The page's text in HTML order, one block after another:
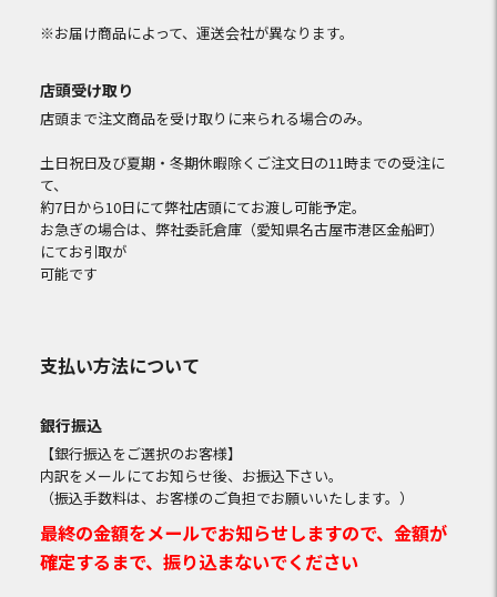
※お届け商品によって、運送会社が異なります。
店頭受け取り
店頭まで注文商品を受け取りに来られる場合のみ。
土日祝日及び夏期・冬期休暇除くご注文日の11時までの受注に
て、
約7日から10日にて弊社店頭にてお渡し可能予定。
お急ぎの場合は、弊社委託倉庫（愛知県名古屋市港区金船町）
にてお引取が
可能です
支払い方法について
銀行振込
【銀行振込をご選択のお客様】
内訳をメールにてお知らせ後、お振込下さい。
（振込手数料は、お客様のご負担でお願いいたします。）
最終の金額をメールでお知らせしますので、金額が
確定するまで、振り込まないでください